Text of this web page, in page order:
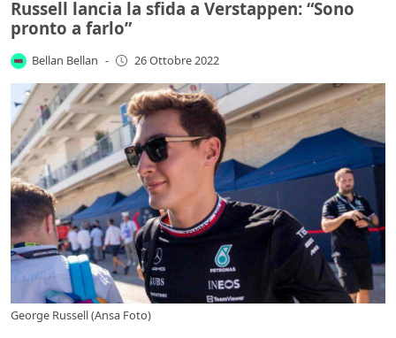
Russell lancia la sfida a Verstappen: “Sono
pronto a farlo”
Bellan Bellan - 26 Ottobre 2022
George Russell (Ansa Foto)